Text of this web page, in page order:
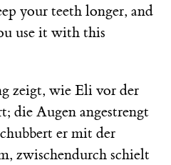
your teeth longer, and
use it with this
zeigt, wie Eli vor der
die Augen angestrengt
er mit der
zwischendurch schielt